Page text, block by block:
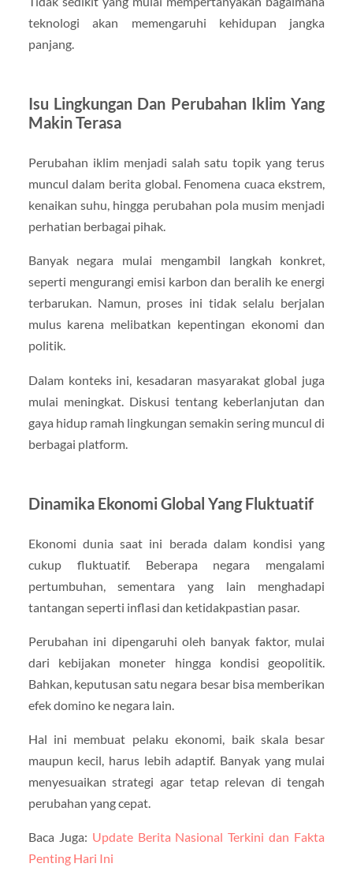
teknologi akan memengaruhi kehidupan jangka
panjang.
Isu Lingkungan Dan Perubahan Iklim Yang
Makin Terasa
Perubahan iklim menjadi salah satu topik yang terus
muncul dalam berita global. Fenomena cuaca ekstrem,
kenaikan suhu, hingga perubahan pola musim menjadi
perhatian berbagai pihak.
Banyak negara mulai mengambil langkah konkret,
seperti mengurangi emisi karbon dan beralih ke energi
terbarukan. Namun, proses ini tidak selalu berjalan
mulus karena melibatkan kepentingan ekonomi dan
politik.
Dalam konteks ini, kesadaran masyarakat global juga
mulai meningkat. Diskusi tentang keberlanjutan dan
gaya hidup ramah lingkungan semakin sering muncul di
berbagai platform.
Dinamika Ekonomi Global Yang Fluktuatif
Ekonomi dunia saat ini berada dalam kondisi yang
cukup fluktuatif. Beberapa negara mengalami
pertumbuhan, sementara yang lain menghadapi
tantangan seperti inflasi dan ketidakpastian pasar.
Perubahan ini dipengaruhi oleh banyak faktor, mulai
dari kebijakan moneter hingga kondisi geopolitik.
Bahkan, keputusan satu negara besar bisa memberikan
efek domino ke negara lain.
Hal ini membuat pelaku ekonomi, baik skala besar
maupun kecil, harus lebih adaptif. Banyak yang mulai
menyesuaikan strategi agar tetap relevan di tengah
perubahan yang cepat.
Baca Juga: Update Berita Nasional Terkini dan Fakta
Penting Hari Ini